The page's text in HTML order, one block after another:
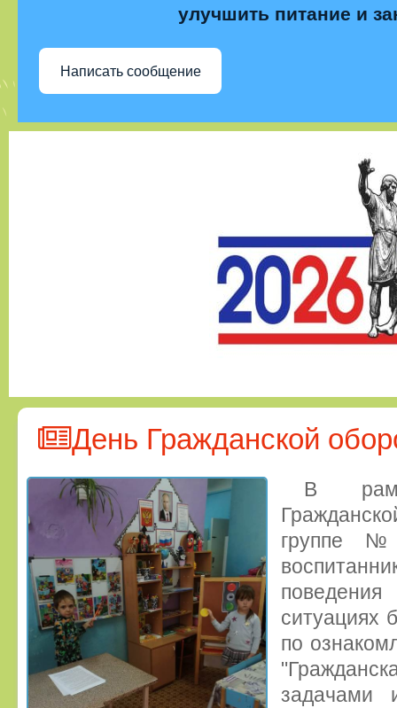
улучшить питание и
Написать сообщение
День Гражданской
В
группе
ситуациях
по
задачами